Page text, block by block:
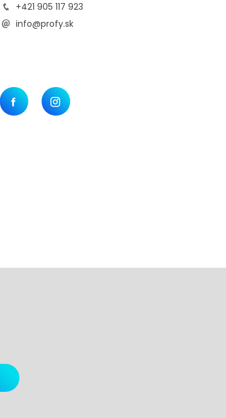
+421 905 117 923
info@profy.sk